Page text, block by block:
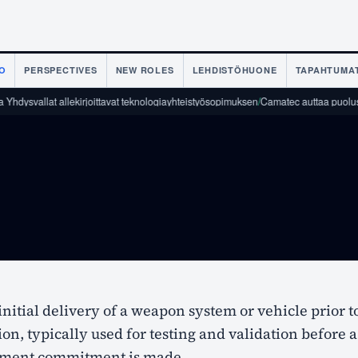
PERSPECTIVES NEW ROLES LEHDISTÖHUONE
allekirjoittavat teknologiayhteistyösopimuksen/Camatec auttaa
delivery of a weapon system or vehicle prior
typically used for testing and validation before